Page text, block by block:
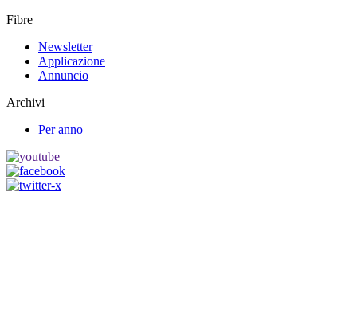
Fibre
Newsletter
Applicazione
Annuncio
Archivi
Per anno